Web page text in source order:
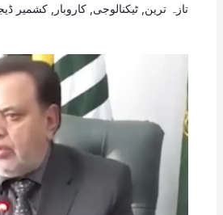
تازہ ترین ٹیکنالوجی کاروبار کشمیر